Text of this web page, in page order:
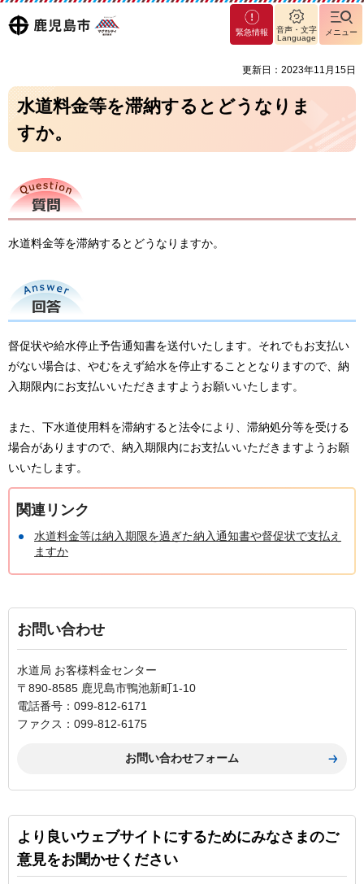
鹿児島
マグ
マシ
緊急情報
音声・文字
Language
メニュー
更新日：2023年11月15日
水道料金等を滞納するとどうなりま
すか。
質問
水道料金等を滞納するとどうなりますか。
回答
督促状や給水停止予告通知書を送付いたします。それでもお支払い
がない場合は、やむをえず給水を停止することとなりますので、納
入期限内にお支払いいただきますようお願いいたします。
また、下水道使用料を滞納すると法令により、滞納処分等を受ける
場合がありますので、納入期限内にお支払いいただきますようお願
いいたします。
関連リンク
水道料金等は納入期限を過ぎた納入通知書や督促状で支払え
ますか
お問い合わせ
水道局 お客様料金センター
〒890-8585 鹿児島市鴨池新町1-10
電話番号：099-812-6171
ファクス：099-812-6175
より良いウェブサイトにするためにみなさまのご
意見をお聞かせください